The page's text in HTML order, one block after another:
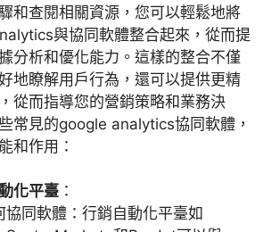
和查閱相關資源，您可以輕鬆地將
與協同軟體整合起來，從而提
分析和優化能力。這樣的整合不僅
地瞭解用戶行為，還可以提供更精
從而指導您的營銷策略和業務決
常見的google analytics協同軟體，
和作用：
化平臺 ：
協同軟體：行銷自動化平臺如